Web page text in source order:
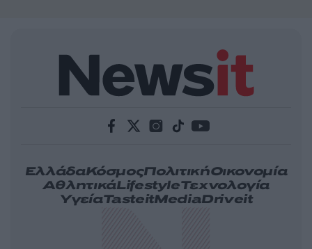
ΕλλάδαΚόσμοςΠολιτικήΟικονομία
ΑθλητικάLifestyleΤεχνολογία
ΥγείαTasteitMediaDriveit